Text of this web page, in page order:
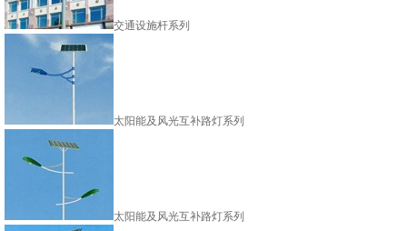
交通设施杆系列
太阳能及风光互补路灯系列
太阳能及风光互补路灯系列